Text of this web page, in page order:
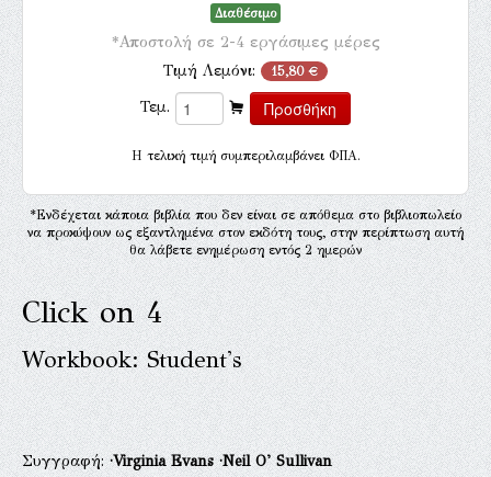
Διαθέσιμο
*Αποστολή σε 2-4 εργάσιμες μέρες
Τιμή Λεμόνι: 15,80 €
Τεμ.
H τελική τιμή συμπεριλαμβάνει ΦΠΑ.
*Ενδέχεται κάποια βιβλία που δεν είναι σε απόθεμα στο βιβλιοπωλείο
να προκύψουν ως εξαντλημένα στον εκδότη τους, στην περίπτωση αυτή
θα λάβετε ενημέρωση εντός 2 ημερών
Click on 4
Workbook: Student's
Συγγραφή:·Virginia Evans·Neil O' Sullivan